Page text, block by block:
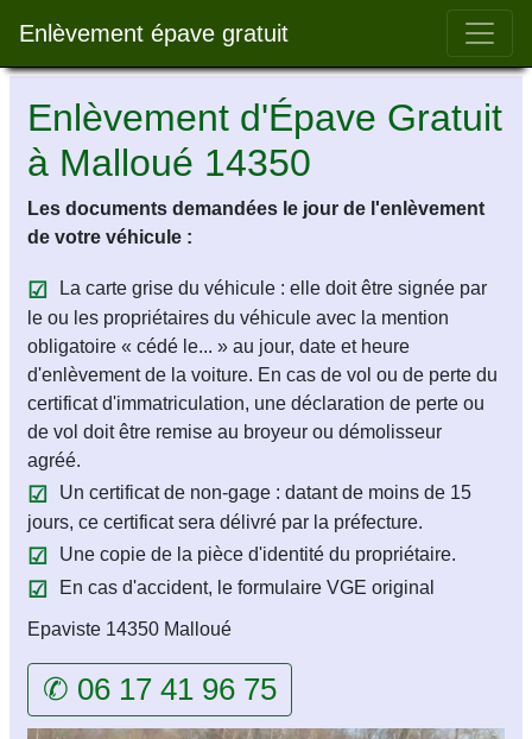
Enlèvement épave gratuit Bar
Enlèvement d'Épave Gratuit
à Malloué 14350
Les documents demandées le jour de l'enlèvement
de votre véhicule :
La carte grise du véhicule : elle doit être signée par
le ou les propriétaires du véhicule avec la mention
obligatoire « cédé le... » au jour, date et heure
d'enlèvement de la voiture. En cas de vol ou de perte du
certificat d'immatriculation, une déclaration de perte ou
de vol doit être remise au broyeur ou démolisseur
agréé.
Un certificat de non-gage : datant de moins de 15
jours, ce certificat sera délivré par la préfecture.
Une copie de la pièce d'identité du propriétaire.
En cas d'accident, le formulaire VGE original
Epaviste 14350 Malloué
✆ 06 17 41 96 75